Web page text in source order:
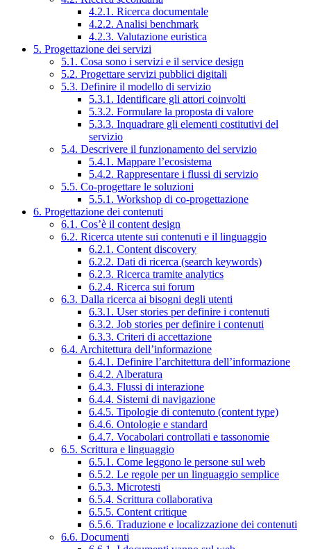
4.2.1. Ricerca documentale
4.2.2. Analisi benchmark
4.2.3. Valutazione euristica
5. Progettazione dei servizi
5.1. Cosa sono i servizi e il service design
5.2. Progettare servizi pubblici digitali
5.3. Definire il modello di servizio
5.3.1. Identificare gli attori coinvolti
5.3.2. Formulare la proposta di valore
5.3.3. Inquadrare gli elementi costitutivi del
servizio
5.4. Descrivere il funzionamento del servizio
5.4.1. Mappare l’ecosistema
5.4.2. Rappresentare i flussi di servizio
5.5. Co-progettare le soluzioni
5.5.1. Workshop di co-progettazione
6. Progettazione dei contenuti
6.1. Cos’è il content design
6.2. Ricerca utente sui contenuti e il linguaggio
6.2.1. Content discovery
6.2.2. Dati di ricerca (search keywords)
6.2.3. Ricerca tramite analytics
6.2.4. Ricerca sui forum
6.3. Dalla ricerca ai bisogni degli utenti
6.3.1. User stories per definire i contenuti
6.3.2. Job stories per definire i contenuti
6.3.3. Criteri di accettazione
6.4. Architettura dell’informazione
6.4.1. Definire l’architettura dell’informazione
6.4.2. Alberatura
6.4.3. Flussi di interazione
6.4.4. Sistemi di navigazione
6.4.5. Tipologie di contenuto (content type)
6.4.6. Ontologie e standard
6.4.7. Vocabolari controllati e tassonomie
6.5. Scrittura e linguaggio
6.5.1. Come leggono le persone sul web
6.5.2. Le regole per un linguaggio semplice
6.5.3. Microtesti
6.5.4. Scrittura collaborativa
6.5.5. Content critique
6.5.6. Traduzione e localizzazione dei contenuti
6.6. Documenti